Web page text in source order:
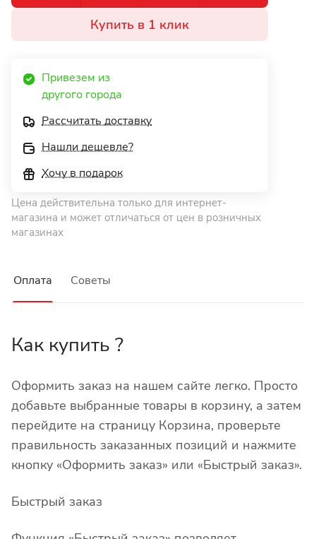
Купить в 1 клик
Привезем из
другого города
Рассчитать доставку
Нашли дешевле?
Хочу в подарок
Цена действительна только для интернет-
магазина и может отличаться от цен в розничных
магазинах
Оплата Советы
Как купить ?
Оформить заказ на нашем сайте легко. Просто
добавьте выбранные товары в корзину, а затем
перейдите на страницу Корзина, проверьте
правильность заказанных позиций и нажмите
кнопку «Оформить заказ» или «Быстрый заказ».
Быстрый заказ